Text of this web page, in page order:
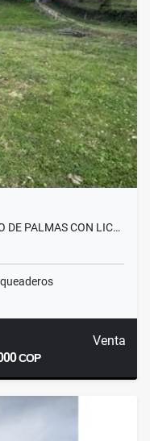
DE PALMAS CON LIC…
Venta
COP